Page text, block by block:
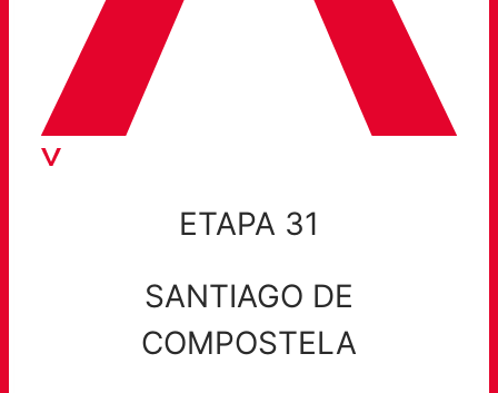
ETAPA 31
SANTIAGO DE
COMPOSTELA